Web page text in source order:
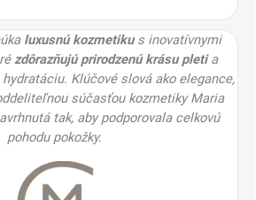
luxusnú kozmetikus inovatívnymi
zdôrazňujú prirodzenú krásu pletia
Klúčové slová ako elegance,
súčasťou kozmetiky Maria
tak, aby podporovala celkovú
pohodu pokožky.